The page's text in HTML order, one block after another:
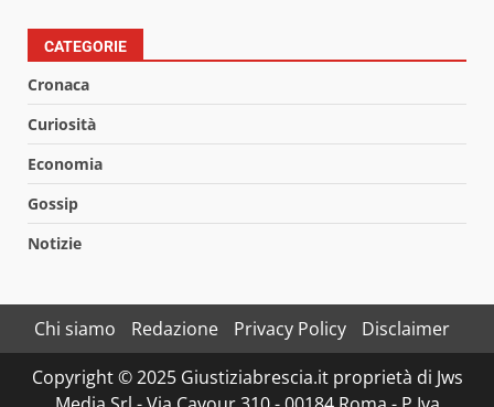
CATEGORIE
Cronaca
Curiosità
Economia
Gossip
Notizie
Chi siamo Redazione Privacy Policy
Disclaimer
Copyright © 2025 Giustiziabrescia.it proprietà di Jws